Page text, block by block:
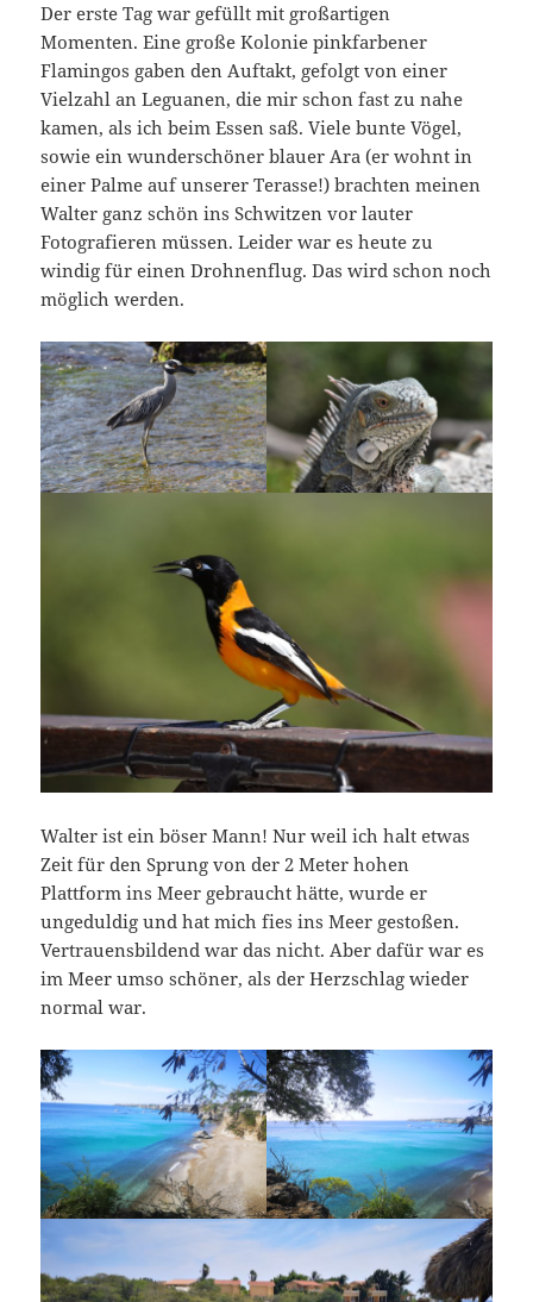
Der erste Tag war gefüllt mit großartigen
Momenten. Eine große Kolonie pinkfarbener
Flamingos gaben den Auftakt, gefolgt von einer
Vielzahl an Leguanen, die mir schon fast zu nahe
kamen, als ich beim Essen saß. Viele bunte Vögel,
sowie ein wunderschöner blauer Ara (er wohnt in
einer Palme auf unserer Terasse!) brachten meinen
Walter ganz schön ins Schwitzen vor lauter
Fotografieren müssen. Leider war es heute zu
windig für einen Drohnenflug. Das wird schon noch
möglich werden.
Walter ist ein böser Mann! Nur weil ich halt etwas
Zeit für den Sprung von der 2 Meter hohen
Plattform ins Meer gebraucht hätte, wurde er
ungeduldig und hat mich fies ins Meer gestoßen.
Vertrauensbildend war das nicht. Aber dafür war es
im Meer umso schöner, als der Herzschlag wieder
normal war.